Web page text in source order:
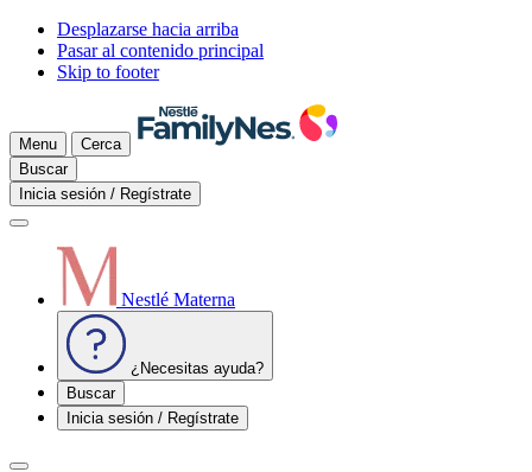
Desplazarse hacia arriba
Pasar al contenido principal
Skip to footer
Menu
Cerca
Buscar
Inicia sesión / Regístrate
Nestlé Materna
¿Necesitas ayuda?
Buscar
Inicia sesión / Regístrate